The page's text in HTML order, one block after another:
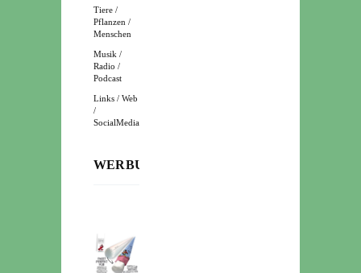
Tiere /
Pflanzen /
Menschen
Musik /
Radio /
Podcast
Links / Web
/
SocialMedia
WERBUNG: